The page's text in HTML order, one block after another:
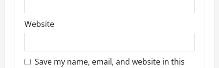
Website
Save my name, email, and website in this